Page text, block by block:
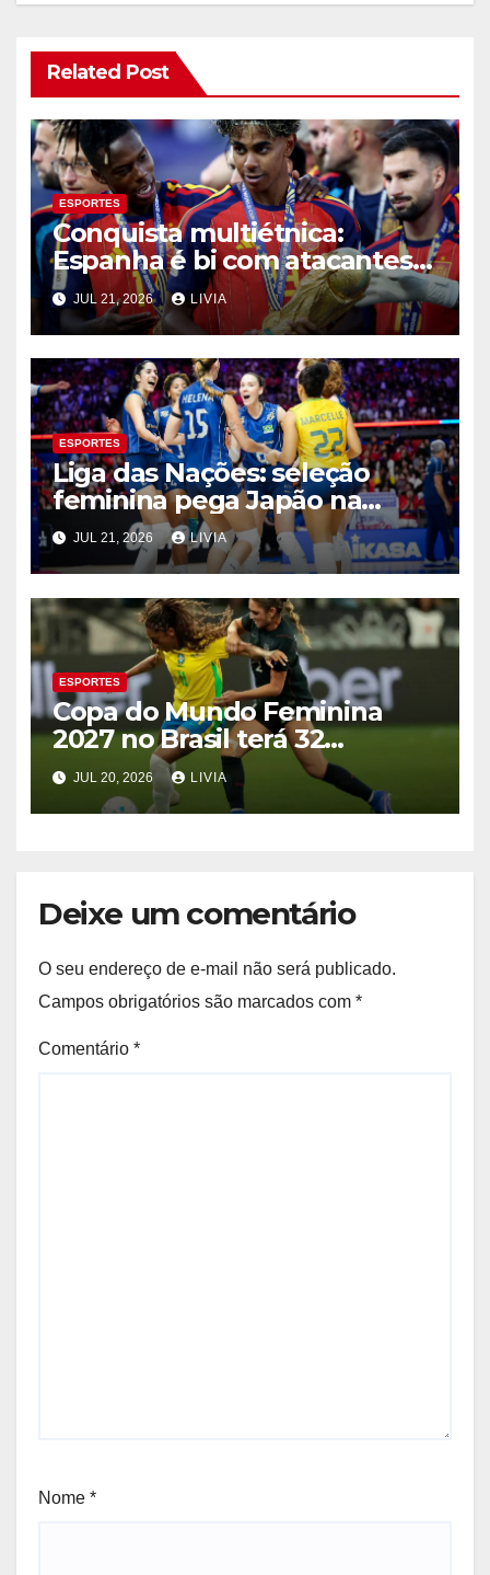
Related Post
ESPORTES
Conquista multiétnica:
Espanha é bi com atacantes
filhos de imigrantes
JUL 21, 2026 LIVIA
ESPORTES
Liga das Nações: seleção
feminina pega Japão na
quarta em 1º mata-mata
JUL 21, 2026 LIVIA
ESPORTES
Copa do Mundo Feminina
2027 no Brasil terá 32
seleções
JUL 20, 2026 LIVIA
Deixe um comentário
O seu endereço de e-mail não será publicado.
Campos obrigatórios são marcados com *
Comentário *
Nome *